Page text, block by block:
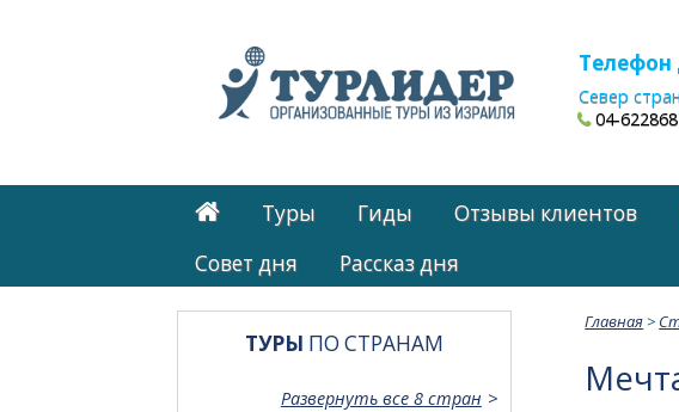
Телефон
Север
04-
Туры Гиды Отзывы клиентов
Cовет дня
Рассказ дня
Главная >
ТУРЫ ПО СТРАНАМ
Развернуть все 8 стран